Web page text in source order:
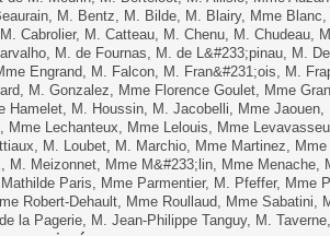
M. Bentz, M. Bilde, M. Blairy, Mme
Cabrolier, M. Catteau, M. Chenu, M. Chudeau,
M. de Fournas, M. de L&#233;pinau, M.
Engrand, M. Falcon, M. Fran&#231;ois, M.
M. Gonzalez, Mme Florence Goulet, Mme
Hamelet, M. Houssin, M. Jacobelli, Mme
Mme Lechanteux, Mme Lelouis, Mme
M. Loubet, M. Marchio, Mme Martinez,
M. Meizonnet, Mme M&#233;lin, Mme Menache,
Paris, Mme Parmentier, M. Pfeffer, Mme
Robert-Dehault, Mme Roullaud, Mme
de la Pagerie, M. Jean-Philippe Tanguy, M.